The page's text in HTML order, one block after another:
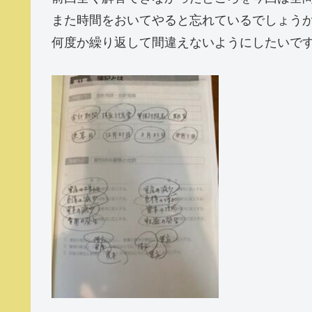
また時間をおいてやると忘れているでしょう
何度か繰り返して間違えないようにしたいです